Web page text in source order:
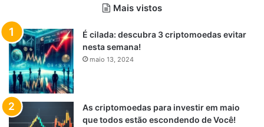
Mais vistos
É cilada: descubra 3 criptomoedas evitar
nesta semana!
maio 13, 2024
As criptomoedas para investir em maio
que todos estão escondendo de Você!